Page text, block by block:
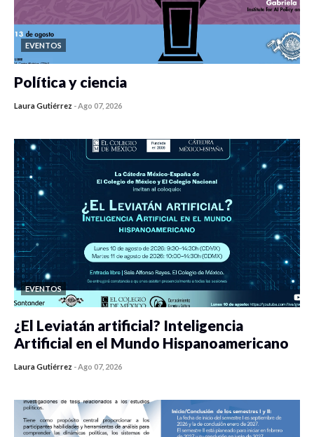
EVENTOS
Política y ciencia
Laura Gutiérrez -Ago 07, 2026
EVENTOS
¿El Leviatán artificial? Inteligencia
Artificial en el Mundo Hispanoamericano
Laura Gutiérrez -Ago 07, 2026